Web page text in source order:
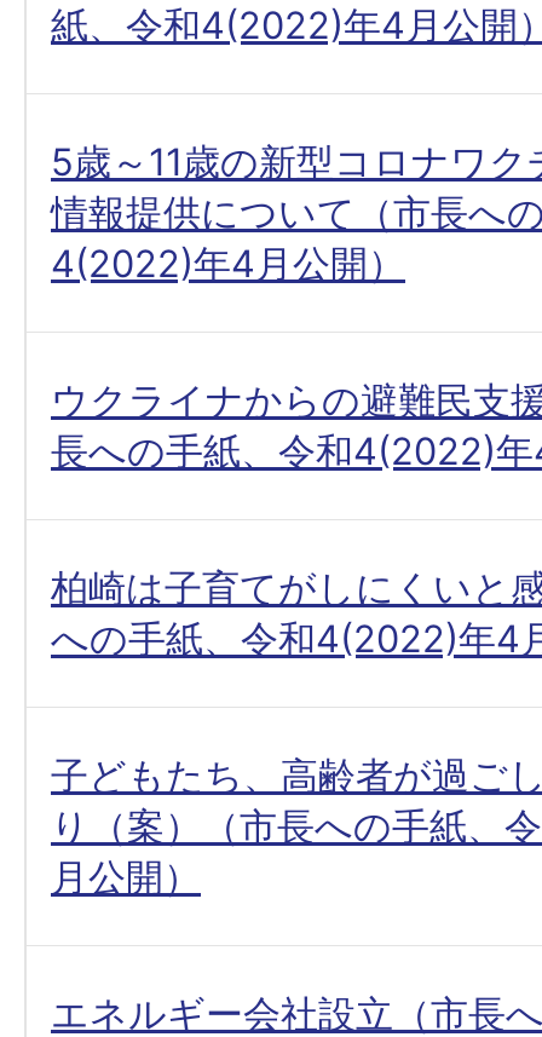
紙、令和4(2022)年4月公開
5歳～11歳の新型コロナワ
情報提供について（市長へ
4(2022)年4月公開）
ウクライナからの避難民支
長への手紙、令和4(2022)
柏崎は子育てがしにくいと
への手紙、令和4(2022)年4
子どもたち、高齢者が過ご
り（案）（市長への手紙、
月公開）
エネルギー会社設立（市長